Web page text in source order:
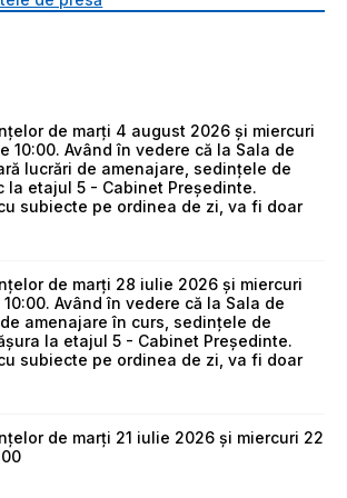
de marți 4 august 2026 și miercuri
10:00. Având în vedere că la Sala de
lucrări de amenajare, sedințele de
la etajul 5 - Cabinet Președinte.
subiecte pe ordinea de zi, va fi doar
de marți 28 iulie 2026 și miercuri
Având în vedere că la Sala de
amenajare în curs, sedințele de
la etajul 5 - Cabinet Președinte.
subiecte pe ordinea de zi, va fi doar
de marți 21 iulie 2026 și miercuri 22